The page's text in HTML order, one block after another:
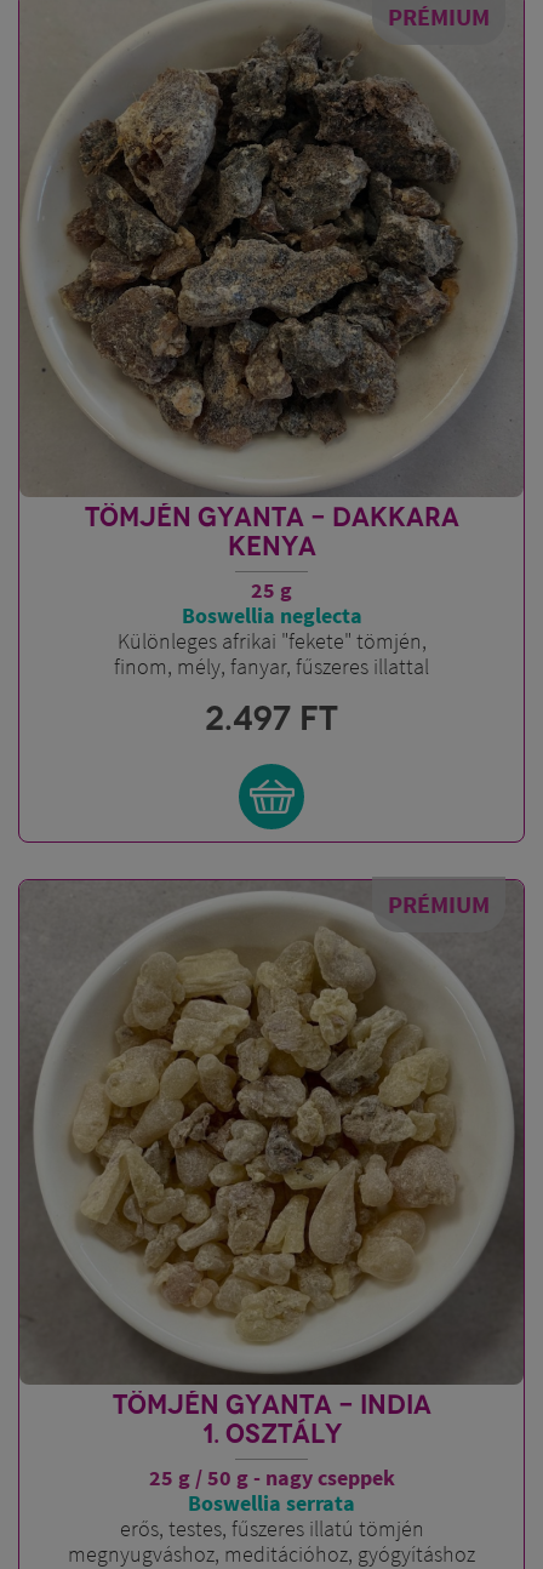
PRÉMIUM
TÖMJÉN GYANTA - DAKKARA
KENYA
25 g
Boswellia neglecta
Különleges afrikai "fekete" tömjén,
finom, mély, fanyar, fűszeres illattal
2.497 FT
PRÉMIUM
TÖMJÉN GYANTA - INDIA
1. OSZTÁLY
25 g / 50 g - nagy cseppek
Boswellia serrata
erős, testes, fűszeres illatú tömjén
megnyugváshoz, meditációhoz, gyógyításhoz